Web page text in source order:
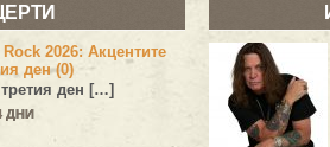
2026: Акцентите
ден (0)
ден […]
ДНИ